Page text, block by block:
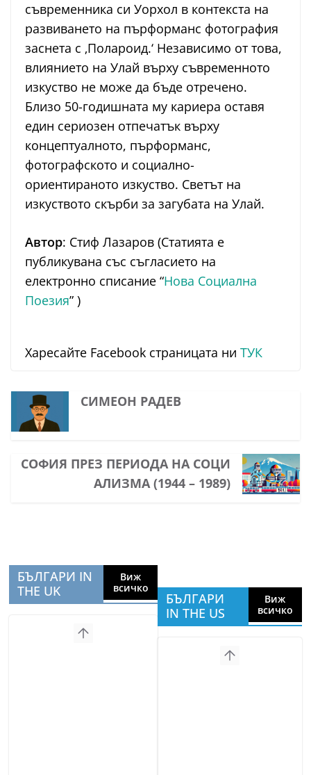
съвременника си Уорхол в контекста на
развиването на пърформанс фотография
заснета с ‚Полароид.‘ Независимо от това,
влиянието на Улай върху съвременното
изкуство не може да бъде отречено.
Близо 50-годишната му кариера оставя
един сериозен отпечатък върху
концептуалното, пърформанс,
фотографското и социално-
ориентираното изкуство. Светът на
изкуството скърби за загубата на Улай.
Автор: Стиф Лазаров (Статията е
публикувана със съгласието на
електронно списание “Нова Социална
Поезия” )
Харесайте Facebook страницата ни ТУК
СИМЕОН РАДЕВ
СОФИЯ ПРЕЗ ПЕРИОДА НА СОЦИ
АЛИЗМА (1944 – 1989)
БЪЛГАРИ IN
THE UK
Виж
всичко
БЪЛГАРИ
IN THE US
Виж
всичко